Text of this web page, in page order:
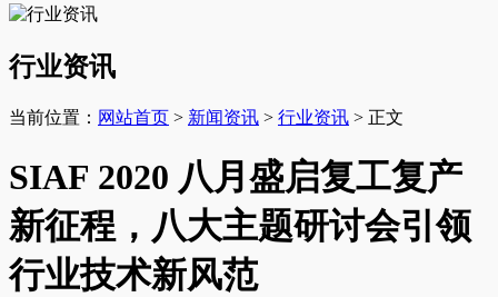
行业资讯
当前位置： 网站首页 > 新闻资讯 > 行业资讯 > 正文
SIAF 2020 八月盛启复工复产
新征程，八大主题研讨会引领
行业技术新风范